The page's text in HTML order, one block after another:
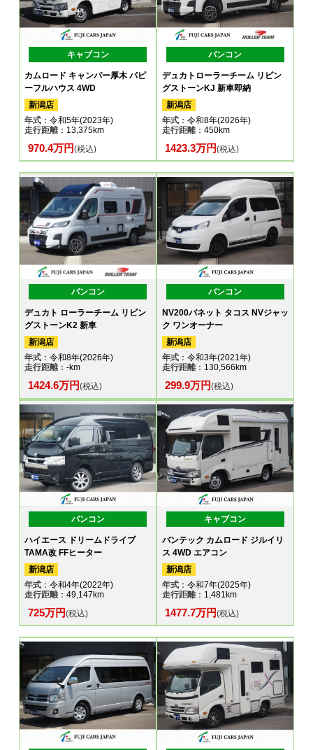
キャブコン
カムロード キャンパー厚木 パピ
ーフルハウス 4WD
新潟店
年式 ：令和5年(2023年)
走行距離：13,375km
970.4万円(税込)
バンコン
デュカトローラーチーム リビン
グストーンKJ 新車即納
新潟店
年式：令和8年(2026年)
走行距離：450km
1423.3万円(税込)
バンコン
デュカト ローラーチーム リビン
グストーンK2 新車
新潟店
年式 ：令和8年(2026年)
走行距離：-km
1424.6万円(税込)
バンコン
NV200バネット タコス NVジャッ
ク ワンオーナー
新潟店
年式：令和3年(2021年)
走行距離：130,566km
299.9万円(税込)
バンコン
ハイエース ドリームドライブ
TAMA改 FFヒーター
新潟店
年式 ：令和4年(2022年)
走行距離：49,147km
725万円(税込)
キャブコン
バンテック カムロード ジルイリ
ス 4WD エアコン
新潟店
年式：令和7年(2025年)
走行距離：1,481km
1477.7万円(税込)